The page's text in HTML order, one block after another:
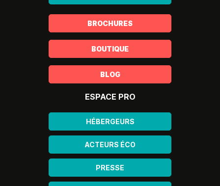
BROCHURES
BOUTIQUE
BLOG
ESPACE PRO
HÉBERGEURS
ACTEURS ÉCO
PRESSE